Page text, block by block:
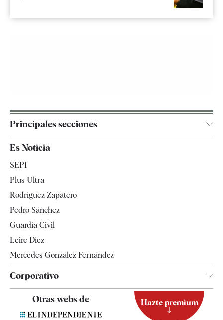
Principales secciones
España
Televisión
Es Noticia
SEPI
Plus Ultra
Rodríguez Zapatero
Pedro Sánchez
Guardia Civil
Leire Díez
Mercedes González Fernández
Corporativo
Contacto
Otras webs de Hazte premium